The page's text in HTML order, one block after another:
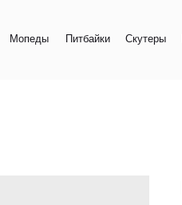
Квадроциклы
Скутеры
Питбайки